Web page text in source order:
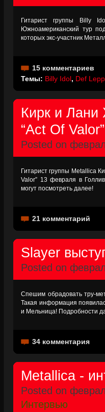
Гитарист группы Billy
Южноамериканский тур
которых экс-участник
15 комментариев
Темы: Billy Idol, Def
Кирк и
“Act Of Valor”
Posted on
Гитарист группы Metallica
Valor” 13 февраля в
могут посмотреть далее!
21 комментарий
Slayer
Posted on
Спешим обрадовать тру-
Такая информация
и Мельница! Подробности
34 комментария
Metallica -
Posted on
Интервью